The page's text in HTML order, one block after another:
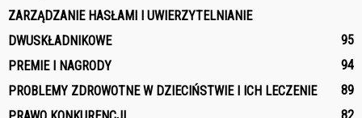
ZARZĄDZANIE HASŁAMI I UWIERZYTELNIANIE
DWUSKŁADNIKOWE
95
PREMIE I NAGRODY
94
PROBLEMY ZDROWOTNE W DZIECIŃSTWIE I ICH LECZENIE
89